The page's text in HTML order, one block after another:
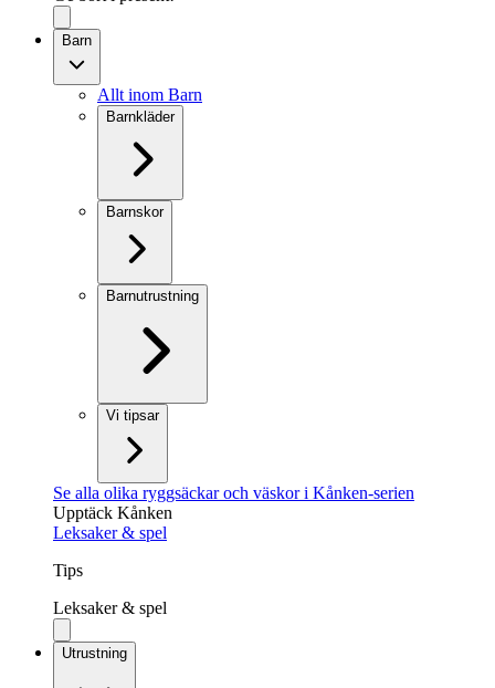
Barn
Allt inom Barn
Barnkläder
Barnskor
Barnutrustning
Vi tipsar
Se alla olika ryggsäckar och väskor i Kånken-serien
Upptäck Kånken
Leksaker & spel
Tips
Leksaker & spel
Utrustning